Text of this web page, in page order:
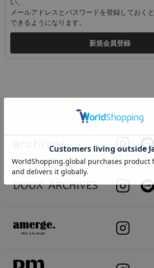
い。
メールアドレスとパスワードを登録しておく
できるようになります。